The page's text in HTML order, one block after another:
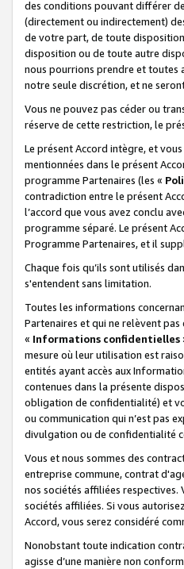
des conditions pouvant différer
(directement ou indirectement)
de votre part, de toute
disposition ou de toute autre
nous pourrions prendre et toutes
notre seule discrétion, et ne
Vous ne pouvez pas céder ou
réserve de cette restriction, le
Le présent Accord intègre, et
mentionnées dans le présent
programme Partenaires (les «
contradiction entre le présent
l’accord que vous avez conclu
programme séparé. Le présent
Programme Partenaires, et il
Chaque fois qu’ils sont utilisés
s'entendent sans limitation.
Toutes les informations
Partenaires et qui ne relèvent
« Informations confidentielles
mesure où leur utilisation est
entités ayant accès aux
contenues dans la présente
obligation de confidentialité) et
ou communication qui n’est pas
divulgation ou de confidentialité
Vous et nous sommes des
entreprise commune, contrat
nos sociétés affiliées
sociétés affiliées. Si vous
Accord, vous serez considéré
Nonobstant toute indication
agisse d’une manière non